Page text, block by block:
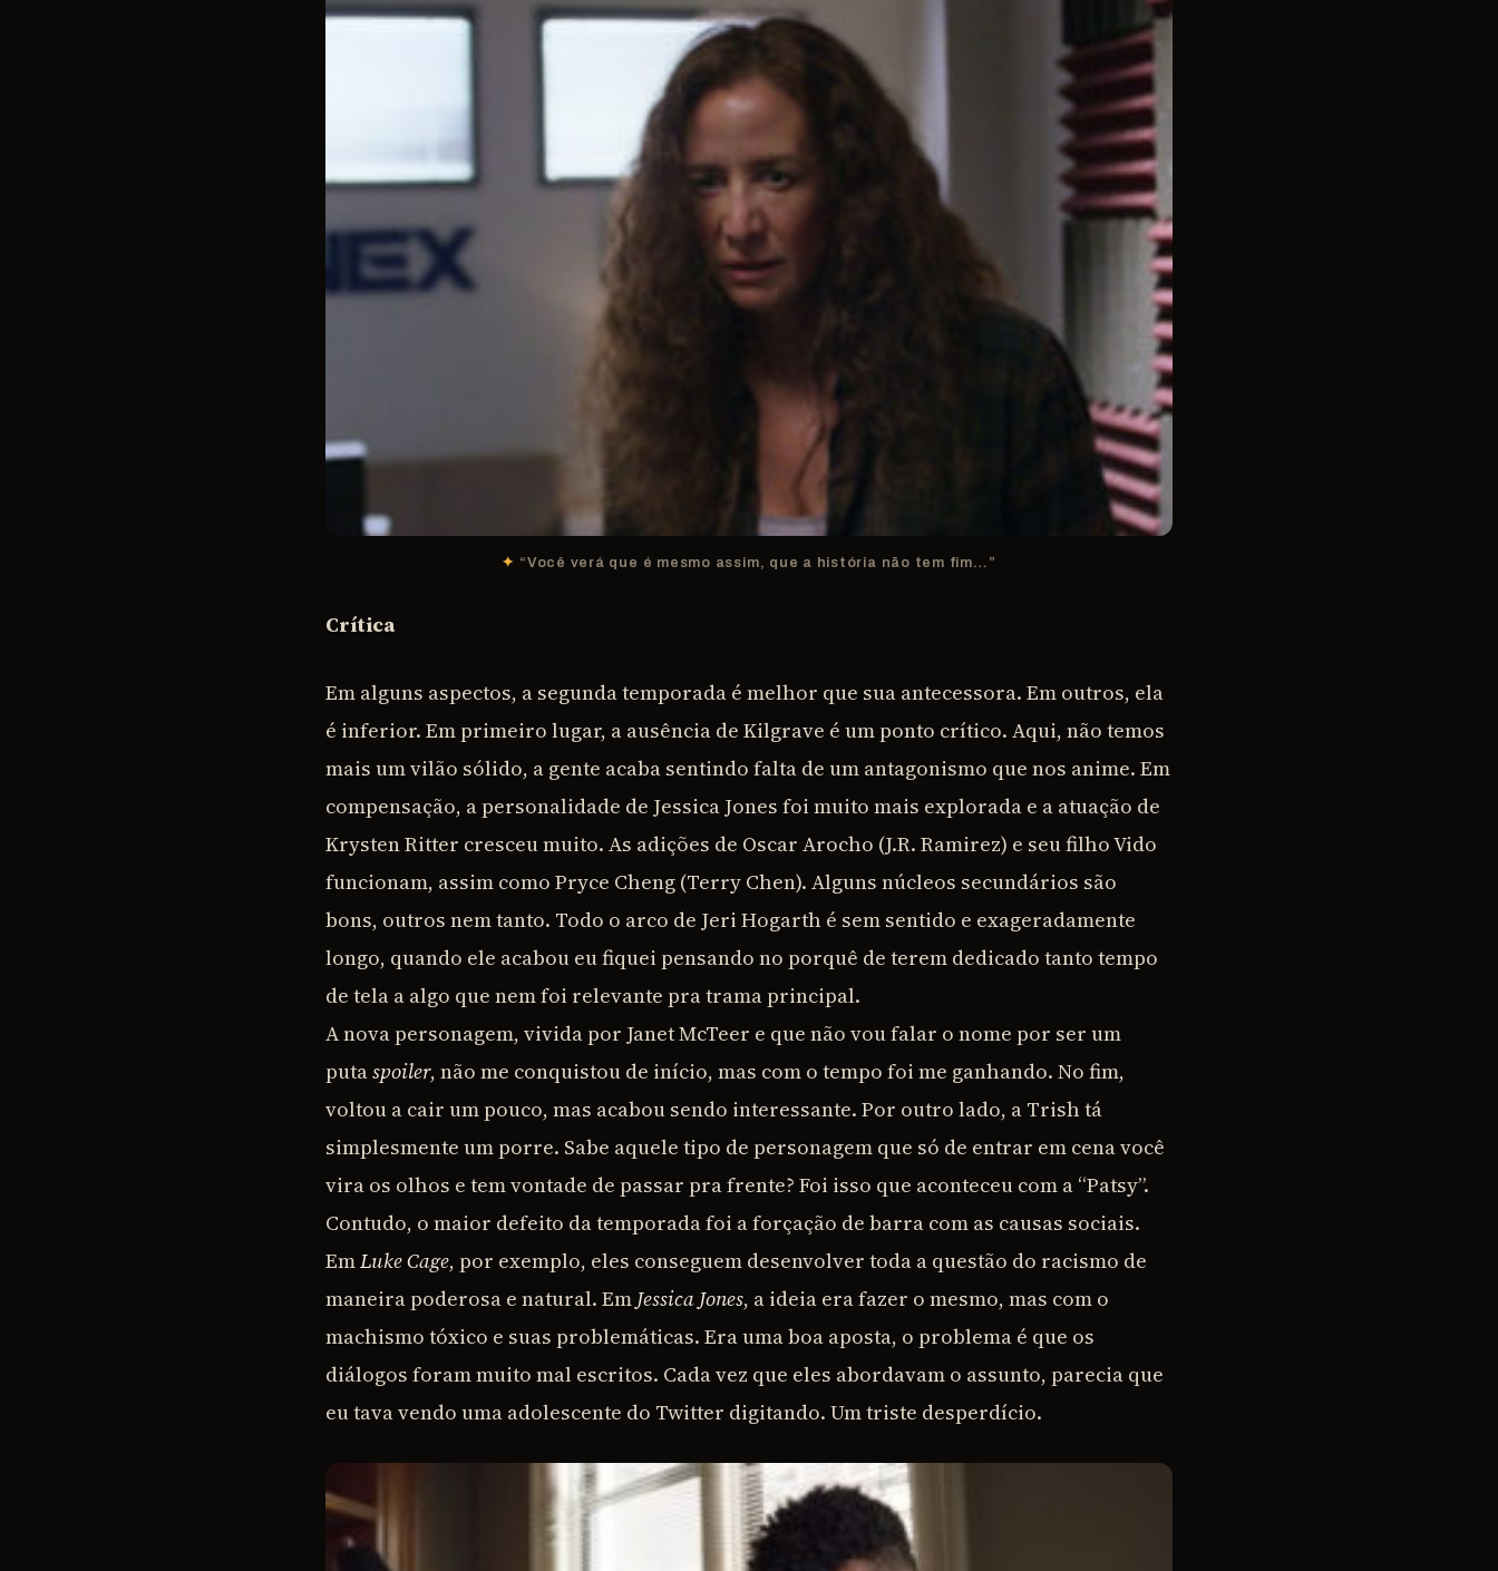
“Você verá que é mesmo assim, que a história não tem fim…”
Crítica
Em alguns aspectos, a segunda temporada é melhor que sua antecessora. Em outros, ela
é inferior. Em primeiro lugar, a ausência de Kilgrave é um ponto crítico. Aqui, não temos
mais um vilão sólido, a gente acaba sentindo falta de um antagonismo que nos anime. Em
compensação, a personalidade de Jessica Jones foi muito mais explorada e a atuação de
Krysten Ritter cresceu muito. As adições de Oscar Arocho (J.R. Ramirez) e seu filho Vido
funcionam, assim como Pryce Cheng (Terry Chen). Alguns núcleos secundários são
bons, outros nem tanto. Todo o arco de Jeri Hogarth é sem sentido e exageradamente
longo, quando ele acabou eu fiquei pensando no porquê de terem dedicado tanto tempo
de tela a algo que nem foi relevante pra trama principal.
A nova personagem, vivida por Janet McTeer e que não vou falar o nome por ser um
putaspoiler, não me conquistou de início, mas com o tempo foi me ganhando. No fim,
voltou a cair um pouco, mas acabou sendo interessante. Por outro lado, a Trish tá
simplesmente um porre. Sabe aquele tipo de personagem que só de entrar em cena você
vira os olhos e tem vontade de passar pra frente? Foi isso que aconteceu com a “Patsy”.
Contudo, o maior defeito da temporada foi a forçação de barra com as causas sociais.
EmLuke Cage, por exemplo, eles conseguem desenvolver toda a questão do racismo de
maneira poderosa e natural. Em Jessica Jones, a ideia era fazer o mesmo, mas com o
machismo tóxico e suas problemáticas. Era uma boa aposta, o problema é que os
diálogos foram muito mal escritos. Cada vez que eles abordavam o assunto, parecia que
eu tava vendo uma adolescente do Twitter digitando. Um triste desperdício.